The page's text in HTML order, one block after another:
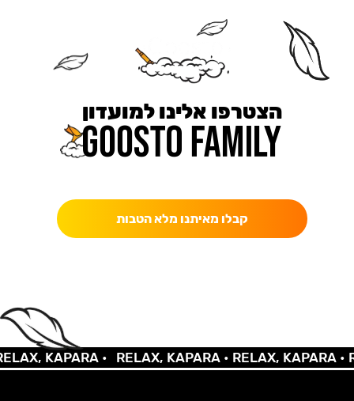
הצטרפו אלינו למועדון
קבלו מאיתנו מלא הטבות
KAPARA • RELAX, KAPARA •RELAX, KAPARA •